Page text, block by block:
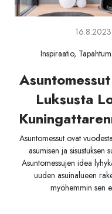
16.8.2023
Inspiraatio,
Luksusta
Asuntomessut ovat
asumisen ja sisustuksen
Asuntomessujen idea
uuden asuinalueen
myöhemmin sen